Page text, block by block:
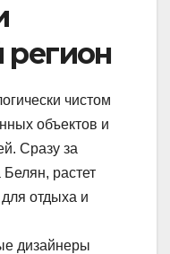
чистом
объектов и
Сразу за
растет
отдыха и
дизайнеры